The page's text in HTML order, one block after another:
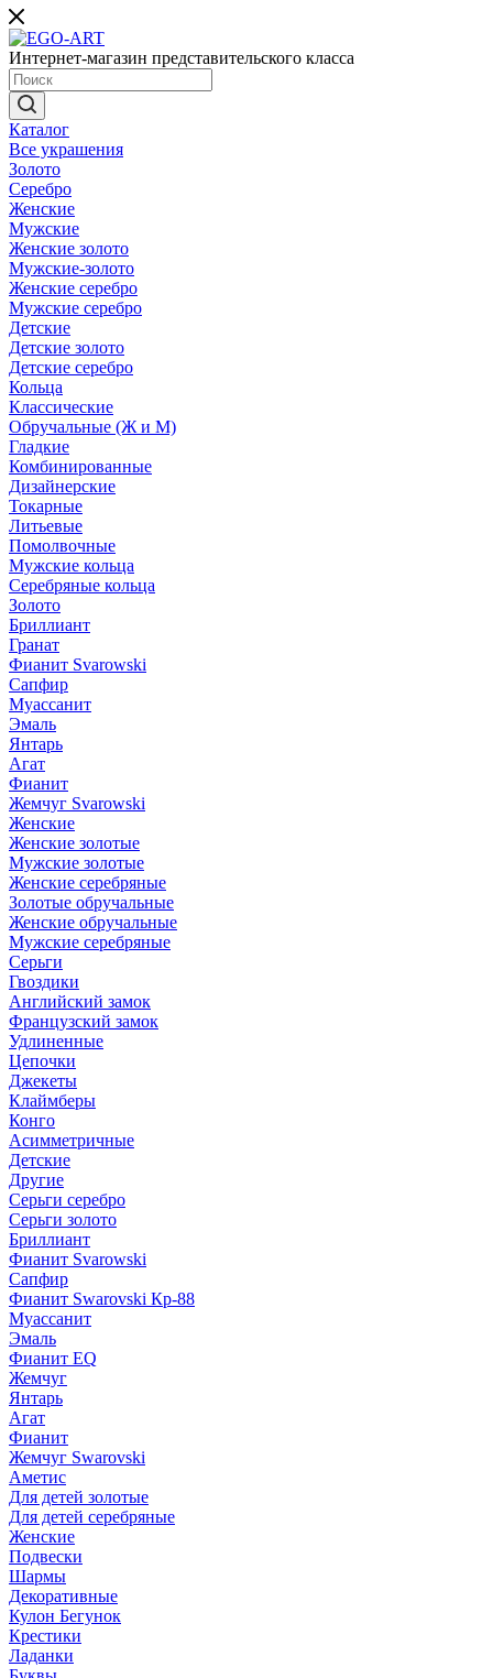
Интернет-магазин представительского класса
Каталог
Все украшения
Золото
Серебро
Женские
Мужские
Женские золото
Мужские-золото
Женские серебро
Мужские серебро
Детские
Детские золото
Детские серебро
Кольца
Классические
Обручальные (Ж и М)
Гладкие
Комбинированные
Дизайнерские
Токарные
Литьевые
Помолвочные
Мужские кольца
Серебряные кольца
Золото
Бриллиант
Гранат
Фианит Svarowski
Сапфир
Муассанит
Эмаль
Янтарь
Агат
Фианит
Жемчуг Svarowski
Женские
Женские золотые
Мужские золотые
Женские серебряные
Золотые обручальные
Женские обручальные
Мужские серебряные
Серьги
Гвоздики
Английский замок
Французский замок
Удлиненные
Цепочки
Джекеты
Клаймберы
Конго
Асимметричные
Детские
Другие
Серьги серебро
Серьги золото
Бриллиант
Фианит Svarowski
Сапфир
Фианит Swarovski Кр-88
Муассанит
Эмаль
Фианит EQ
Жемчуг
Янтарь
Агат
Фианит
Жемчуг Swarovski
Аметис
Для детей золотые
Для детей серебряные
Женские
Подвески
Шармы
Декоративные
Кулон Бегунок
Крестики
Ладанки